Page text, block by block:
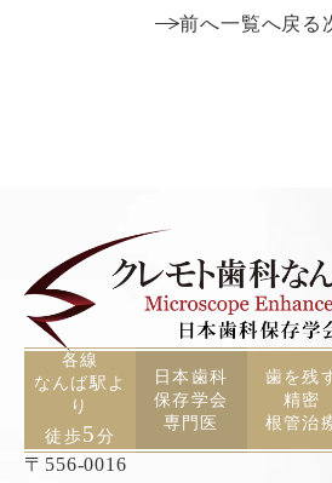
前へ一覧へ戻る
各線
なんば駅よ
り
徒歩5分
日本歯科
保存学会
専門医
歯を残
精密
根管治
〒556-0016